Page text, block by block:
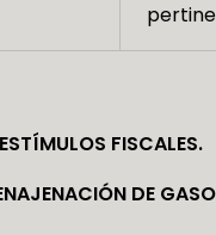
ESTÍMULOS FISCALES.
DE